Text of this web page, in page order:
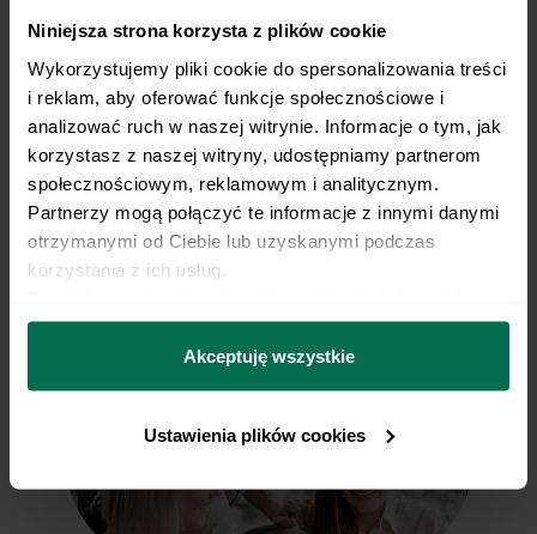
Niniejsza strona korzysta z plików cookie
Wykorzystujemy pliki cookie do spersonalizowania treści
i reklam, aby oferować funkcje społecznościowe i
analizować ruch w naszej witrynie. Informacje o tym, jak
korzystasz z naszej witryny, udostępniamy partnerom
społecznościowym, reklamowym i analitycznym.
Partnerzy mogą połączyć te informacje z innymi danymi
otrzymanymi od Ciebie lub uzyskanymi podczas
korzystania z ich usług.
można się z nami skontaktować i w jaki sposób
przetwarzamy dane osobowe w ramach
prywatności.
Akceptuję wszystkie
Ustawienia plików cookies
Hashimoto, który trafi prosto do Ciebie, wystarczy,
że klikniesz poniżej.
Pobieram jadłospis w Hashimoto